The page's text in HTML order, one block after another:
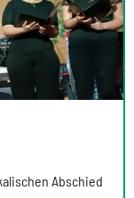
Abschied